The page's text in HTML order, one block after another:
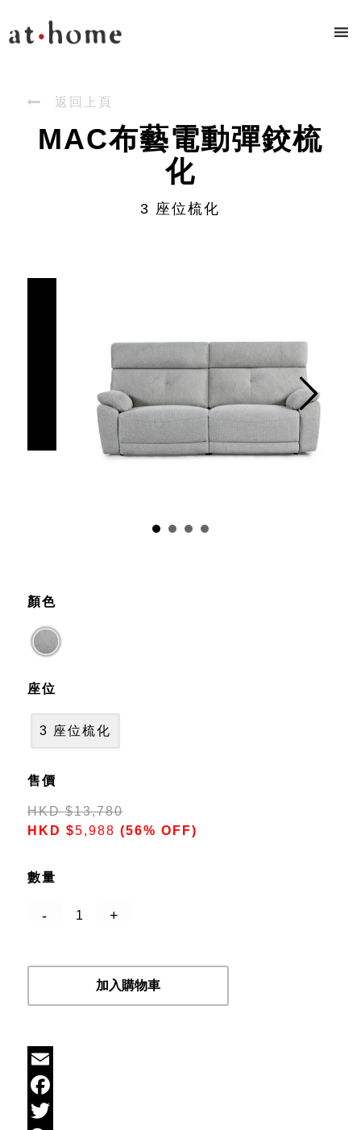
 返回上頁
MAC布藝電動彈鉸梳
化
3 座位梳化
Next
顏色
座位
3 座位梳化
售價
HKD$13,780
HKD $5,988 (56% OFF)
數量
加入購物車
Email
Facebook